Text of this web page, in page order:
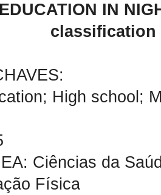
IN
classification
High school;
Ciências da
Física